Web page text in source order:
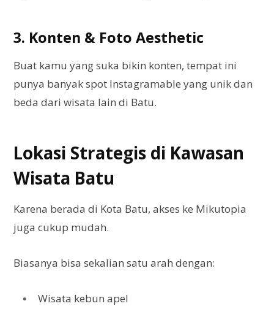
3. Konten & Foto Aesthetic
Buat kamu yang suka bikin konten, tempat ini
punya banyak spot Instagramable yang unik dan
beda dari wisata lain di Batu.
Lokasi Strategis di Kawasan
Wisata Batu
Karena berada di Kota Batu, akses ke Mikutopia
juga cukup mudah.
Biasanya bisa sekalian satu arah dengan:
Wisata kebun apel